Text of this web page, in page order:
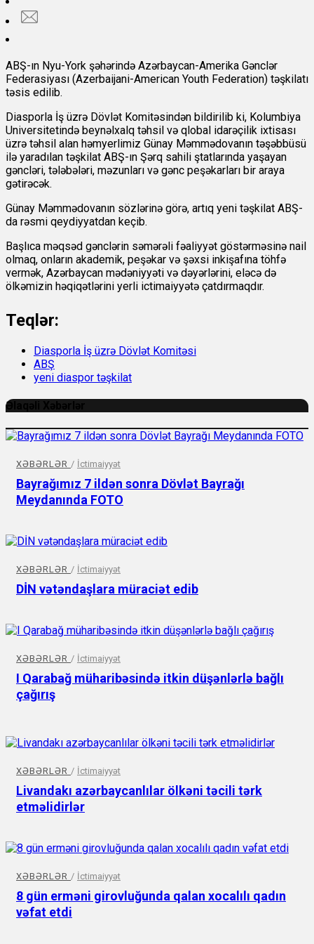
ABŞ-ın Nyu-York şəhərində Azərbaycan-Amerika Gənclər
Federasiyası (Azerbaijani-American Youth Federation) təşkilatı
təsis edilib.
Diasporla İş üzrə Dövlət Komitəsindən bildirilib ki, Kolumbiya
Universitetində beynəlxalq təhsil və qlobal idarəçilik ixtisası
üzrə təhsil alan həmyerlimiz Günay Məmmədovanın təşəbbüsü
ilə yaradılan təşkilat ABŞ-ın Şərq sahili ştatlarında yaşayan
gəncləri, tələbələri, məzunları və gənc peşəkarları bir araya
gətirəcək.
Günay Məmmədovanın sözlərinə görə, artıq yeni təşkilat ABŞ-
da rəsmi qeydiyyatdan keçib.
Başlıca məqsəd gənclərin səmərəli fəaliyyət göstərməsinə nail
olmaq, onların akademik, peşəkar və şəxsi inkişafına töhfə
vermək, Azərbaycan mədəniyyəti və dəyərlərini, eləcə də
ölkəmizin həqiqətlərini yerli ictimaiyyətə çatdırmaqdır.
Teqlər:
Diasporla İş üzrə Dövlət Komitəsi
ABŞ
yeni diaspor təşkilat
Əlaqəli Xəbərlər
XƏBƏRLƏR / İctimaiyyət
Bayrağımız 7 ildən sonra Dövlət Bayrağı
Meydanında FOTO
XƏBƏRLƏR / İctimaiyyət
DİN vətəndaşlara müraciət edib
XƏBƏRLƏR / İctimaiyyət
I Qarabağ müharibəsində itkin düşənlərlə bağlı
çağırış
XƏBƏRLƏR / İctimaiyyət
Livandakı azərbaycanlılar ölkəni təcili tərk
etməlidirlər
XƏBƏRLƏR / İctimaiyyət
8 gün erməni girovluğunda qalan xocalılı qadın
vəfat etdi